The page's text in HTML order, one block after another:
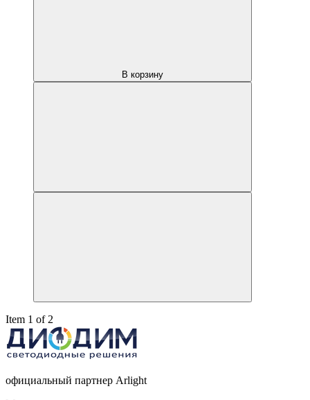
В корзину
Item 1 of 2
официальный партнер Arlight